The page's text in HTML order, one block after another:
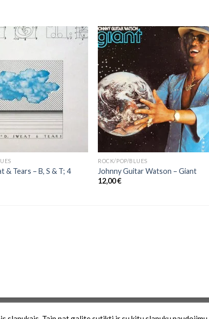
& Tears ‎– B, S & T; 4
ROCK/POP/BLUES
Johnny Guitar Watson – Giant
12,00€